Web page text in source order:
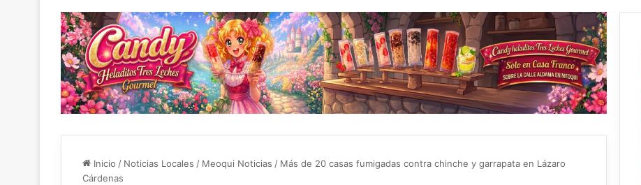
Inicio / Noticias Locales / Meoqui Noticias / Más de 20 casas fumigadas contra chinche y garrapata en Lázaro
Cárdenas